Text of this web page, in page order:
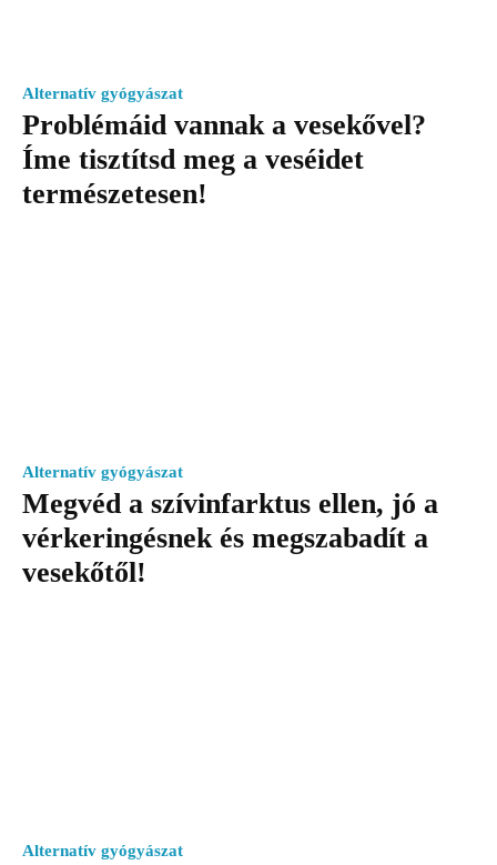
Alternatív gyógyászat
Problémáid vannak a vesekővel?
Íme tisztítsd meg a veséidet
természetesen!
Alternatív gyógyászat
Megvéd a szívinfarktus ellen, jó a
vérkeringésnek és megszabadít a
vesekőtől!
Alternatív gyógyászat